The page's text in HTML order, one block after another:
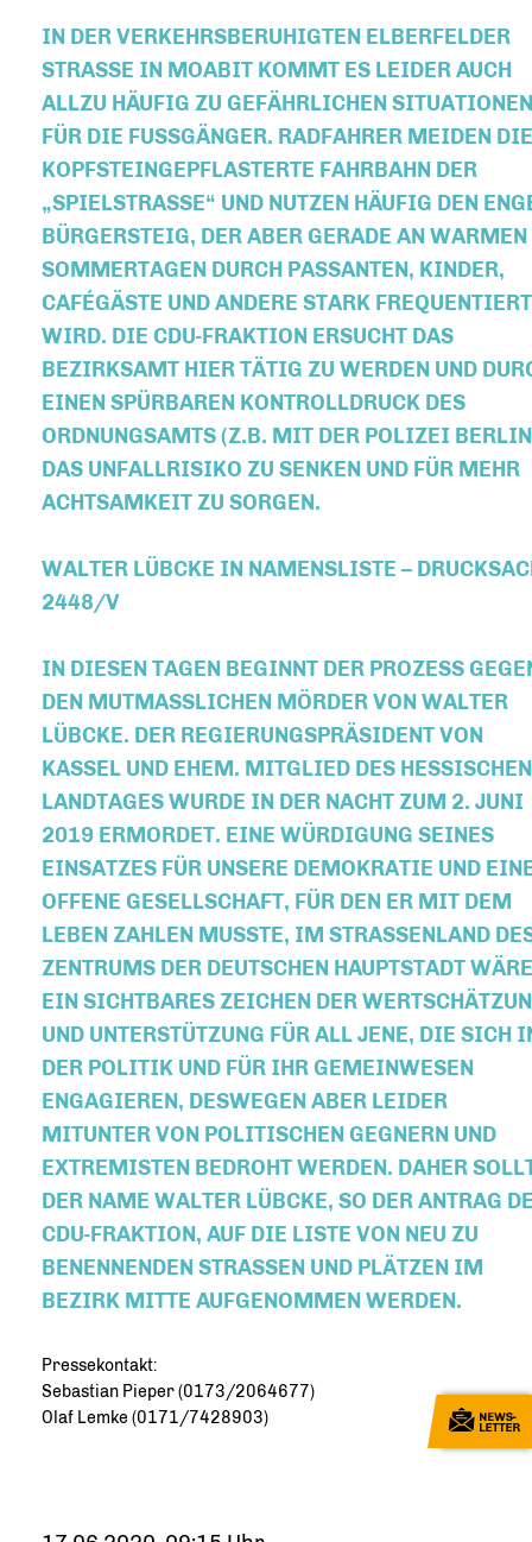
IN DER VERKEHRSBERUHIGTEN ELBERFELDER
STRASSE IN MOABIT KOMMT ES LEIDER AUCH A
LLZU HÄUFIG ZU GEFÄHRLICHEN SITUATIONEN F
ÜR DIE FUSSGÄNGER. RADFAHRER MEIDEN DIE KO
PFSTEINGEPFLASTERTE FAHRBAHN DER „S
PIELSTRASSE“ UND NUTZEN HÄUFIG DEN ENGEN
GERSTEIG, DER ABER GERADE AN WARMEN SOM
MERTAGEN DURCH PASSANTEN, KINDER, CAF
ÉGÄSTE UND ANDERE STARK FREQUENTIERT WIR
D. DIE CDU-FRAKTION ERSUCHT DAS BEZ
IRKSAMT HIER TÄTIG ZU WERDEN UND DURCH
EN SPÜRBAREN KONTROLLDRUCK DES ORD
NUNGSAMTS (Z.B. MIT DER POLIZEI BERLIN)
UNFALLRISIKO ZU SENKEN UND FÜR MEHR ACH
TSAMKEIT ZU SORGEN.
WALTER LÜBCKE IN NAMENSLISTE –
2448/V
IN DIESEN TAGEN BEGINNT DER PROZESS
DEN MUTMASSLICHEN MÖRDER VON WALTER L
ÜBCKE. DER REGIERUNGSPRÄSIDENT VON K
ASSEL UND EHEM. MITGLIED DES HESSISCHEN L
ANDTAGES WURDE IN DER NACHT ZUM 2. JUNI 2
019 ERMORDET. EINE WÜRDIGUNG SEINES E
INSATZES FÜR UNSERE DEMOKRATIE UND EINE
FFENE GESELLSCHAFT, FÜR DEN ER MIT DEM L
EBEN ZAHLEN MUSSTE, IM STRASSENLAND DES
NTRUMS DER DEUTSCHEN HAUPTSTADT WÄRE EI
N SICHTBARES ZEICHEN DER WERTSCHÄTZUNG
D UNTERSTÜTZUNG FÜR ALL JENE, DIE SICH IN
R POLITIK UND FÜR IHR GEMEINWESEN EN
GAGIEREN, DESWEGEN ABER LEIDER MI
TUNTER VON POLITISCHEN GEGNERN UND EX
TREMISTEN BEDROHT WERDEN. DAHER SOLLTE
R NAME WALTER LÜBCKE, SO DER ANTRAG DER
U-FRAKTION, AUF DIE LISTE VON NEU ZU BE
NENNENDEN STRASSEN UND PLÄTZEN IM BEZ
IRK MITTE AUFGENOMMEN WERDEN.
Pressekontakt:
Sebastian Pieper (0173/2064677)
Olaf Lemke (0171/7428903)